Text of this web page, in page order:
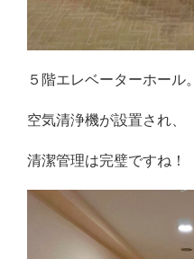
５階エレベーターホール。
空気清浄機が設置され、
清潔管理は完璧ですね！